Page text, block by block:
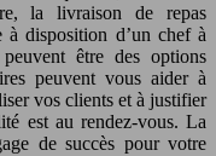
la livraison de repas
disposition d’un chef à
être des options
peuvent vous aider à
vos clients et à justifier
est au rendez-vous. La
de succès pour votre